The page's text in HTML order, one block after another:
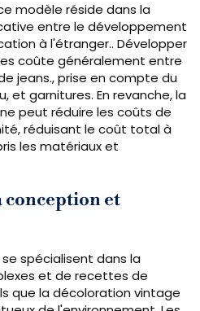
modèle réside dans la
entre le développement
à l'étranger.. Développer
coûte généralement entre
jeans., prise en compte du
et garnitures. En revanche, la
peut réduire les coûts de
réduisant le coût total à
les matériaux et
conception et
se spécialisent dans la
et de recettes de
que la décoloration vintage